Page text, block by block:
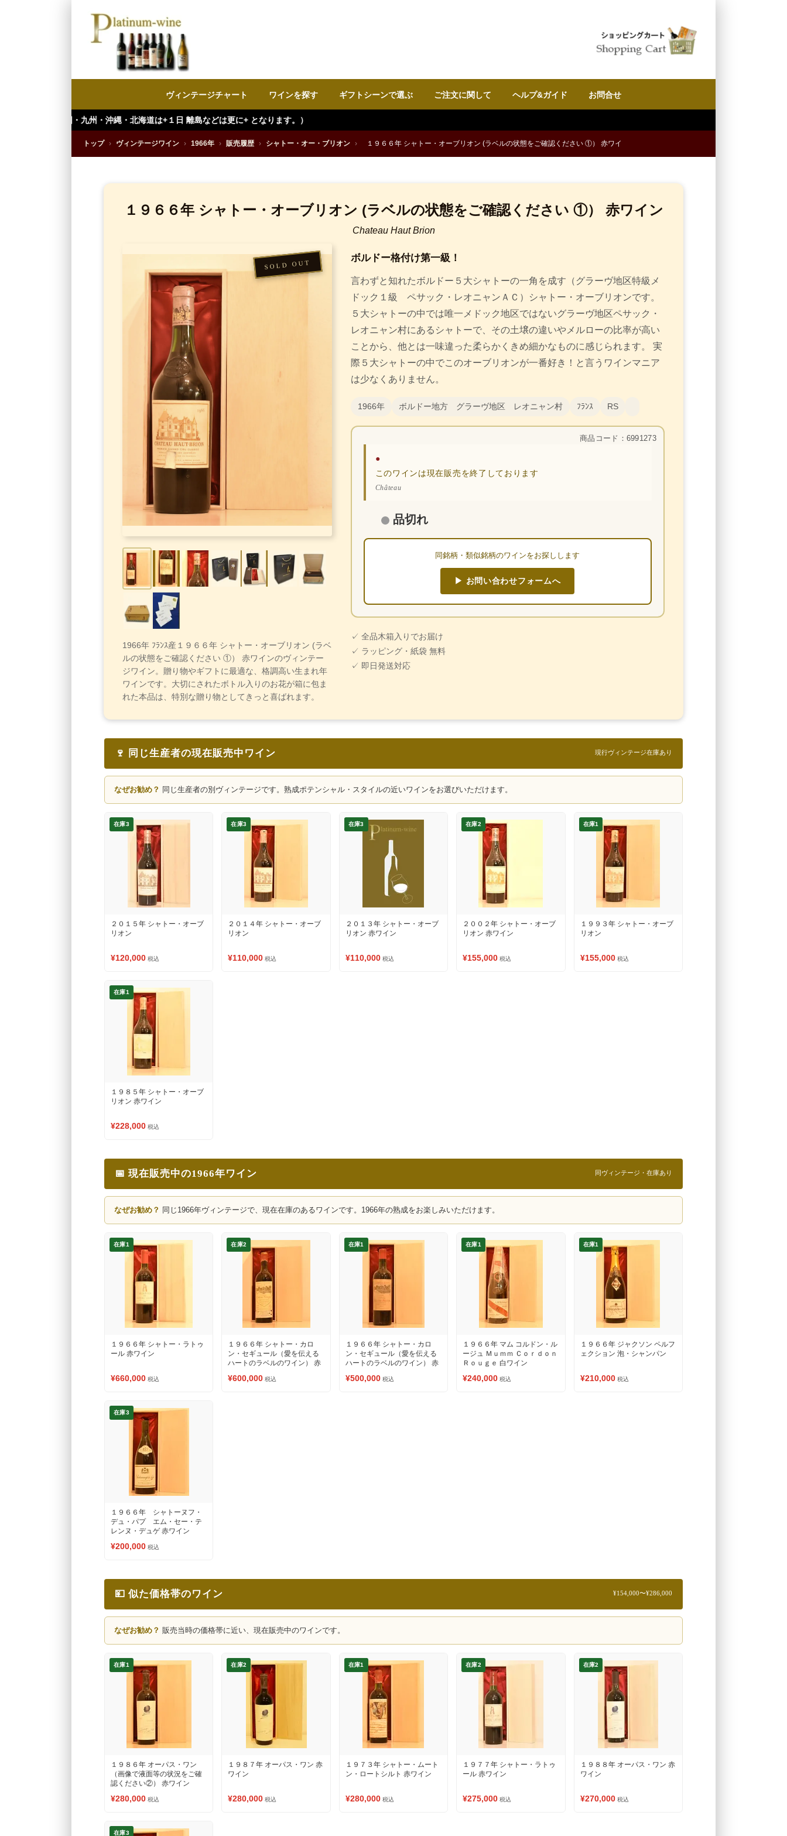
ヴィンテージチャート ワインを探す ギフトシーンで選ぶ ご注文に関して ヘルプ&ガイド お問合せ
・沖縄・北海道は+１日 離島などは更に+ となります。）
トップ › ヴィンテージワイン › 1966年 › 販売履歴 › シャトー・オー・ブリオン › １９６６年 シャトー・オーブリオン (ラベルの状態をご確認ください ①） 赤ワイ
１９６６年 シャトー・オーブリオン (ラベルの状態をご確認ください ①） 赤ワイン
Chateau Haut Brion
1966年 ﾌﾗﾝｽ産１９６６年 シャトー・オーブリオン (ラベ
ルの状態をご確認ください ①） 赤ワインのヴィンテー
ジワイン。贈り物やギフトに最適な、格調高い生まれ年
ワインです。大切にされたボトル入りのお花が箱に包ま
れた本品は、特別な贈り物としてきっと喜ばれます。
ボルドー格付け第一級！
言わずと知れたボルドー５大シャトーの一角を成す（グラーヴ地区特級メ
ドック１級 ペサック・レオニャンＡＣ）シャトー・オーブリオンです。
５大シャトーの中では唯一メドック地区ではないグラーヴ地区ペサック・
レオニャン村にあるシャトーで、その土壌の違いやメルローの比率が高い
ことから、他とは一味違った柔らかくきめ細かなものに感じられます。 実
際５大シャトーの中でこのオーブリオンが一番好き！と言うワインマニア
は少なくありません。
1966年 ボルドー地方 グラーヴ地区 レオニャン村 ﾌﾗﾝｽ RS
商品コード：6991273
●
このワインは現在販売を終了しております
Château
品切れ
同銘柄・類似銘柄のワインをお探しします
▶ お問い合わせフォームへ
✓ 全品木箱入りでお届け
✓ ラッピング・紙袋 無料
✓ 即日発送対応
🍷 同じ生産者の現在販売中ワイン 現行ヴィンテージ在庫あり
なぜお勧め？ 同じ生産者の別ヴィンテージです。熟成ポテンシャル・スタイルの近いワインをお選びいただけます。
在庫3
２０１５年 シャトー・オーブ
リオン
¥120,000 税込
在庫3
２０１４年 シャトー・オーブ
リオン
¥110,000 税込
在庫3
２０１３年 シャトー・オーブ
リオン 赤ワイン
¥110,000 税込
在庫2
２００２年 シャトー・オーブ
リオン 赤ワイン
¥155,000 税込
在庫1
１９９３年 シャトー・オーブ
リオン
¥155,000 税込
在庫1
１９８５年 シャトー・オーブ
リオン 赤ワイン
¥228,000 税込
📅 現在販売中の1966年ワイン 同ヴィンテージ・在庫あり
なぜお勧め？ 同じ1966年ヴィンテージで、現在在庫のあるワインです。1966年の熟成をお楽しみいただけます。
在庫1
１９６６年 シャトー・ラトゥ
ール 赤ワイン
¥660,000 税込
在庫2
１９６６年 シャトー・カロ
ン・セギュール（愛を伝える
ハートのラベルのワイン） 赤
¥600,000 税込
在庫1
１９６６年 シャトー・カロ
ン・セギュール（愛を伝える
ハートのラベルのワイン） 赤
¥500,000 税込
在庫1
１９６６年 マム コルドン・ル
ージュ Ｍｕｍｍ Ｃｏｒｄｏｎ
Ｒｏｕｇｅ 白ワイン
¥240,000 税込
在庫1
１９６６年 ジャクソン ペルフ
ェクション 泡・シャンパン
¥210,000 税込
在庫3
１９６６年 シャトーヌフ・
デュ・パプ エム・セー・テ
レンヌ・デュゲ 赤ワイン
¥200,000 税込
💴 似た価格帯のワイン ¥154,000〜¥286,000
なぜお勧め？ 販売当時の価格帯に近い、現在販売中のワインです。
在庫1
１９８６年 オーパス・ワン
（画像で液面等の状況をご確
認ください②） 赤ワイン
¥280,000 税込
在庫2
１９８７年 オーパス・ワン 赤
ワイン
¥280,000 税込
在庫1
１９７３年 シャトー・ムート
ン・ロートシルト 赤ワイン
¥280,000 税込
在庫2
１９７７年 シャトー・ラトゥ
ール 赤ワイン
¥275,000 税込
在庫2
１９８８年 オーパス・ワン 赤
ワイン
¥270,000 税込
在庫3